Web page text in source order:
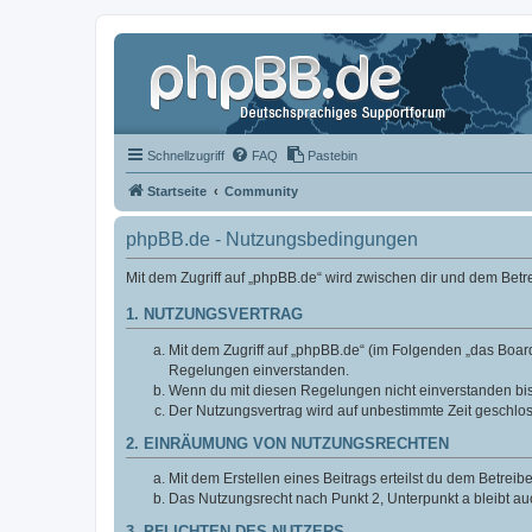
Schnellzugriff FAQ Pastebin
Startseite Community
phpBB.de - Nutzungsbedingungen
Mit dem Zugriff auf „phpBB.de“ wird zwischen dir und dem
1. NUTZUNGSVERTRAG
Mit dem Zugriff auf „phpBB.de“ (im Folgenden „das
Regelungen einverstanden.
Wenn du mit diesen Regelungen nicht einverstanden
Der Nutzungsvertrag wird auf unbestimmte Zeit
2. EINRÄUMUNG VON NUTZUNGSRECHTEN
Mit dem Erstellen eines Beitrags erteilst du dem
Das Nutzungsrecht nach Punkt 2, Unterpunkt a bleibt